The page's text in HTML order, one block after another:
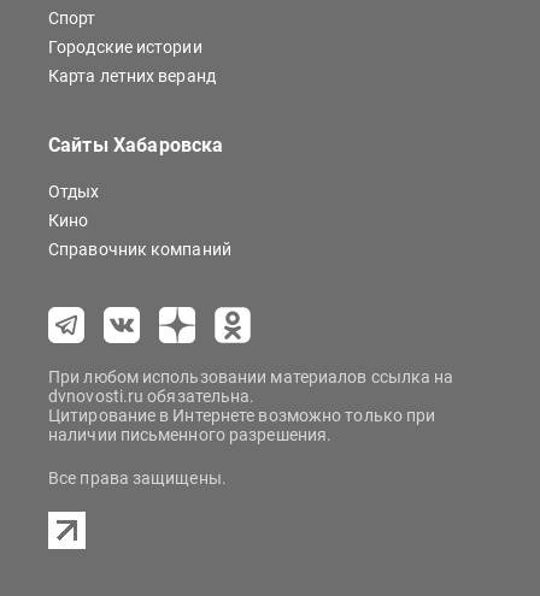
Спорт
Городские истории
Карта летних веранд
Сайты Хабаровска
Отдых
Кино
Справочник компаний
При любом использовании материалов ссылка на
dvnovosti.ru обязательна.
Цитирование в Интернете возможно только при
наличии письменного разрешения.
Все права защищены.